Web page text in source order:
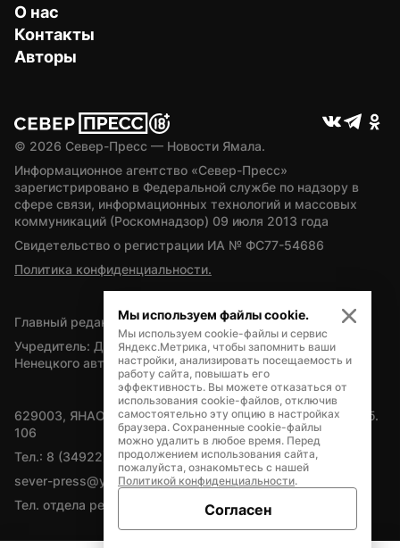
О нас
Контакты
Авторы
© 2026 Север-Пресс — Новости Ямала.
Информационное агентство «Север-Пресс»
зарегистрировано в Федеральной службе по надзору в
сфере связи, информационных технологий и массовых
коммуникаций (Роскомнадзор) 09 июля 2013 года
Свидетельство о регистрации ИА № ФС77-54686
Политика конфиденциальности.
Главный редактор — А.Л. Поздеев
Учредитель: Департамент внутренней политики Ямало-
Ненецкого автономного округа
629003, ЯНАО, Салехард, мкр. Богдана Кнунянца, д.1, каб.
106
Тел.: 8 (34922) 71262
sever-press@yamal-media.ru
Тел. отдела рекламы: 8 (34922) 42728
Мы используем файлы cookie.
Мы используем cookie-файлы и сервис
Яндекс.Метрика, чтобы запомнить ваши
настройки, анализировать посещаемость и
работу сайта, повышать его
эффективность. Вы можете отказаться от
использования cookie-файлов, отключив
самостоятельно эту опцию в настройках
браузера. Сохраненные cookie-файлы
можно удалить в любое время. Перед
продолжением использования сайта,
пожалуйста, ознакомьтесь с нашей
Политикой конфиденциальности.
Согласен